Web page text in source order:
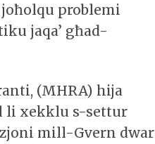
problemi
jaqa’ għad-
(MHRA) hija
li xekklu s-settur
mill-Gvern dwar